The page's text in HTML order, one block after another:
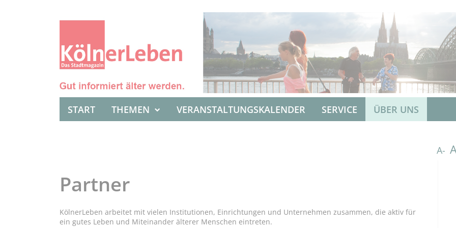
START THEMEN VERANSTALTUNGSKALENDER SERVICE ÜBER UNS
A-
Partner
KölnerLeben arbeitet mit vielen Institutionen, Einrichtungen und Unternehmen zusammen, die aktiv für
ein gutes Leben und Miteinander älterer Menschen eintreten.